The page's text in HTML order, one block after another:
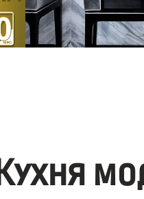
Кухня